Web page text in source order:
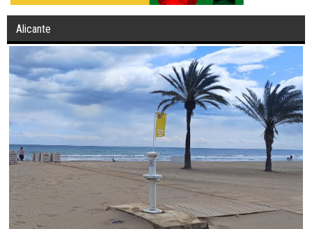
Alicante